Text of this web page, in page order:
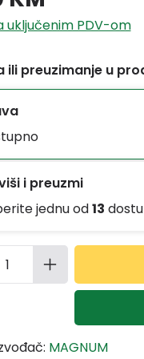
uključenim PDV-om
ili preuzimanje u
i preuzmi
jednu od13
MAGNUM